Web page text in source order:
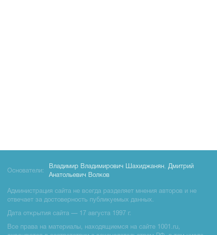
Основатели:
Владимир Владимирович Шахиджанян, Дмитрий
Анатольевич Волков
Администрация сайта не всегда разделяет мнения авторов и не
отвечает за достоверность публикуемых данных.
Дата открытия сайта — 17 августа 1997 г.
Все права на материалы, находящиемся на сайте 1001.ru,